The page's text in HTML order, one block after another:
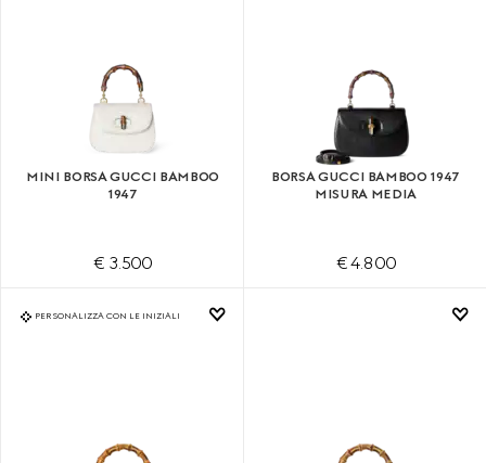
MINI BORSA GUCCI BAMBOO
1947
€ 3.500
BORSA GUCCI BAMBOO 1947
MISURA MEDIA
€ 4.800
PERSONALIZZA CON LE INIZIALI